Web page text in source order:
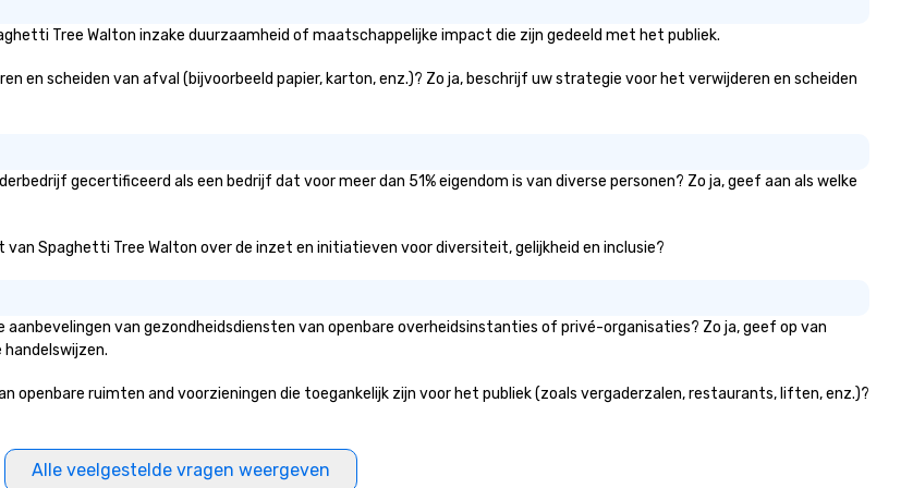
Commerce (NGLCC). That means
hiring a Diverse Supplier!
account executives with full
stages of management and
and analytics. Frictionless
with the long-term goal of
respectful, mutually productive
executive management stays
planning through implementation
Tree Walton inzake duurzaamheid of maatschappelijke impact die zijn gedeeld met het publiek.
en scheiden van afval (bijvoorbeeld papier, karton, enz.)? Zo ja, beschrijf uw strategie voor het verwijderen en scheiden
gecertificeerd als een bedrijf dat voor meer dan 51% eigendom is van diverse personen? Zo ja, geef aan als welke
Spaghetti Tree Walton over de inzet en initiatieven voor diversiteit, gelijkheid en inclusie?
aanbevelingen van gezondheidsdiensten van openbare overheidsinstanties of privé-organisaties? Zo ja, geef op van
ruimten and voorzieningen die toegankelijk zijn voor het publiek (zoals vergaderzalen, restaurants, liften, enz.)?
Alle veelgestelde vragen weergeven